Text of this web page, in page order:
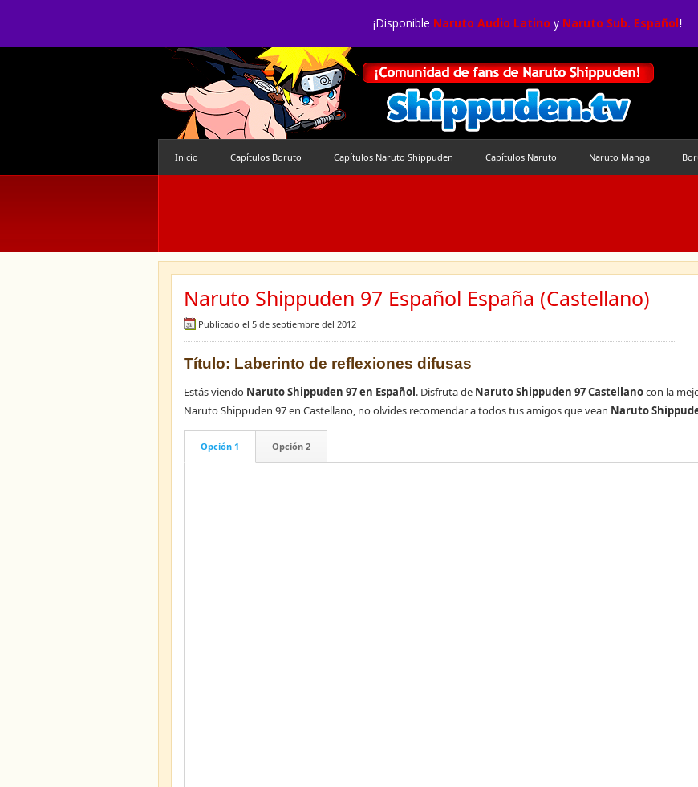
¡Disponible Naruto Audio Latino y Naruto Sub. Español!
Inicio Capítulos Boruto Capítulos Naruto Shippuden Capítulos Naruto Naruto Manga
Naruto Shippuden 97 Español España (Castellano)
Publicado el 5 de septiembre del 2012
Título: Laberinto de reflexiones difusas
Estás viendo Naruto Shippuden 97 en Español. Disfruta de Naruto Shippuden 97 Castellanocon la
Naruto Shippuden 97 en Castellano, no olvides recomendar a todos tus amigos que vean Naruto
Opción 1 Opción 2